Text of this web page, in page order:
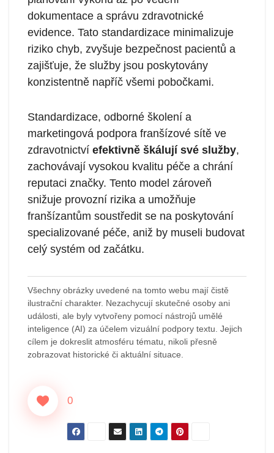
dokumentace a správu zdravotnické
evidence. Tato standardizace minimalizuje
riziko chyb, zvyšuje bezpečnost pacientů a
zajišťuje, že služby jsou poskytovány
konzistentně napříč všemi pobočkami.
Standardizace, odborné školení a
marketingová podpora franšízové sítě ve
zdravotnictví efektivně škálují své služby,
zachovávají vysokou kvalitu péče a chrání
reputaci značky. Tento model zároveň
snižuje provozní rizika a umožňuje
franšízantům soustředit se na poskytování
specializované péče, aniž by museli budovat
celý systém od začátku.
Všechny obrázky uvedené na tomto webu mají čistě
ilustrační charakter. Nezachycují skutečné osoby ani
události, ale byly vytvořeny pomocí nástrojů umělé
inteligence (AI) za účelem vizuální podpory textu. Jejich
cílem je dokreslit atmosféru tématu, nikoli přesně
zobrazovat historické či aktuální situace.
0